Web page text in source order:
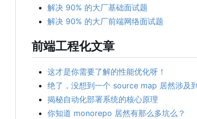
解决 90% 的大厂基础面试题
解决 90% 的大厂前端网络面试题
前端工程化文章
这才是你需要了解的性能优化呀！
绝了，没想到一个 source map 居然涉及
揭秘自动化部署系统的核心原理
你知道 monorepo 居然有那么多坑么？